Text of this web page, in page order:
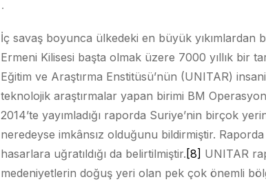
İç savaş boyunca ülkedeki en büyük yıkımlardan
Ermeni Kilisesi başta olmak üzere 7000 yıllık bir
Eğitim ve Araştırma Enstitüsü’nün (UNITAR)
teknolojik araştırmalar yapan birimi BM
2014’te yayımladığı raporda Suriye’nin birçok
neredeyse imkânsız olduğunu bildirmiştir.
hasarlara uğratıldığı da belirtilmiştir. [8] UNITAR
medeniyetlerin doğuş yeri olan pek çok önemli